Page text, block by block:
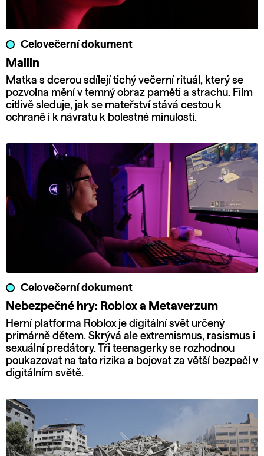
Celovečerní dokument
Mailin
Matka s dcerou sdílejí tichý večerní rituál, který se
pozvolna mění v temný obraz paměti a strachu. Film
citlivě sleduje, jak se mateřství stává cestou k
ochraně i k návratu k bolestné minulosti.
Celovečerní dokument
Nebezpečné hry: Roblox a Metaverzum
Herní platforma Roblox je digitální svět určený
primárně dětem. Skrývá ale extremismus, rasismus i
sexuální predátory. Tři teenagerky se rozhodnou
poukazovat na tato rizika a bojovat za větší bezpečí v
digitálním světě.